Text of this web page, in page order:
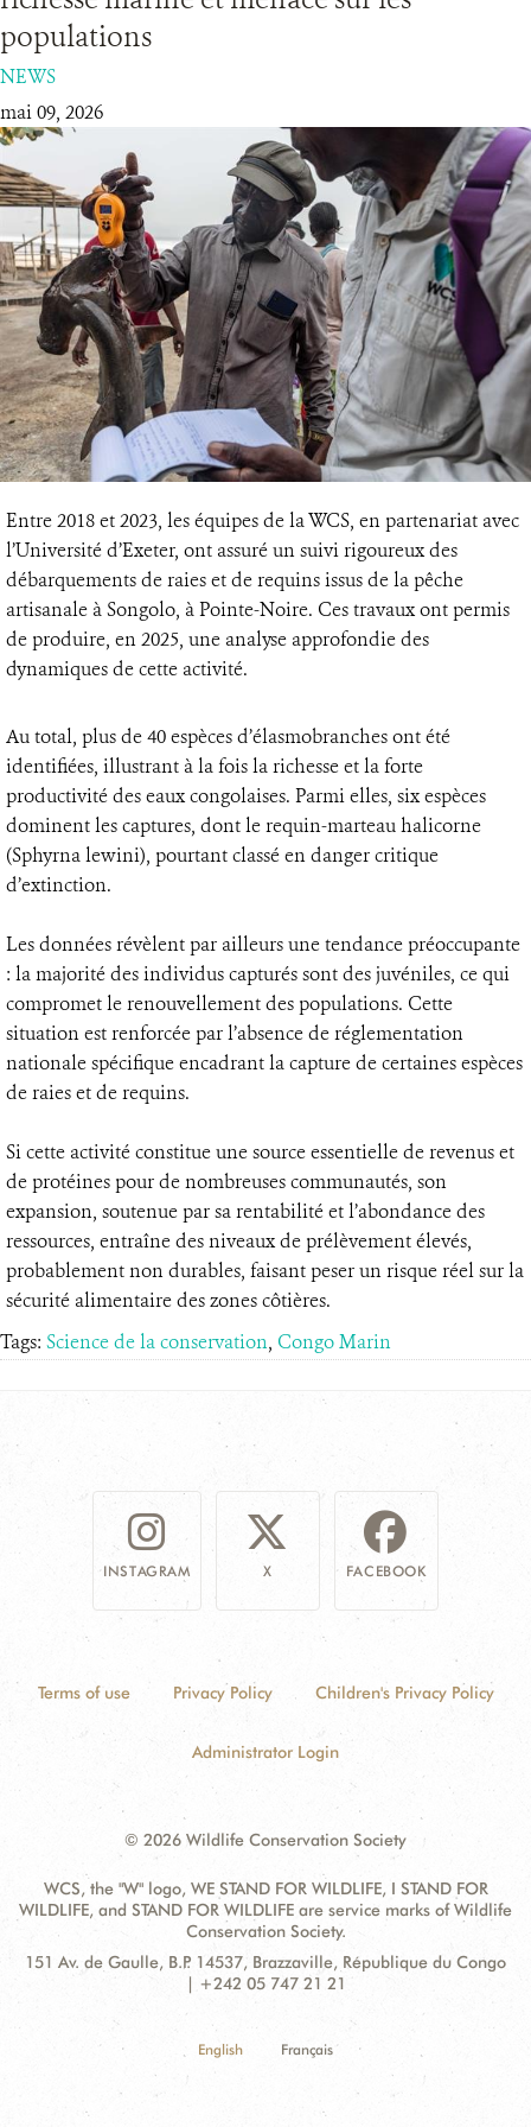
populations
NEWS
mai 09, 2026
Entre 2018 et 2023, les équipes de la WCS, en partenariat avec
l’Université d’Exeter, ont assuré un suivi rigoureux des
débarquements de raies et de requins issus de la pêche
artisanale à Songolo, à Pointe-Noire. Ces travaux ont permis
de produire, en 2025, une analyse approfondie des
dynamiques de cette activité.
Au total, plus de 40 espèces d’élasmobranches ont été
identifiées, illustrant à la fois la richesse et la forte
productivité des eaux congolaises. Parmi elles, six espèces
dominent les captures, dont le requin-marteau halicorne
(Sphyrna lewini), pourtant classé en danger critique
d’extinction.
Les données révèlent par ailleurs une tendance préoccupante
: la majorité des individus capturés sont des juvéniles, ce qui
compromet le renouvellement des populations. Cette
situation est renforcée par l’absence de réglementation
nationale spécifique encadrant la capture de certaines espèces
de raies et de requins.
Si cette activité constitue une source essentielle de revenus et
de protéines pour de nombreuses communautés, son
expansion, soutenue par sa rentabilité et l’abondance des
ressources, entraîne des niveaux de prélèvement élevés,
probablement non durables, faisant peser un risque réel sur la
sécurité alimentaire des zones côtières.
Tags: Science de la conservation, Congo Marin
INSTAGRAM X FACEBOOK
Terms of use Privacy Policy Children's Privacy Policy
Administrator Login
© 2026 Wildlife Conservation Society
WCS, the "W" logo, WE STAND FOR WILDLIFE, I STAND FOR
WILDLIFE, and STAND FOR WILDLIFE are service marks of Wildlife
Conservation Society.
Contact
Address:
151 Av. de Gaulle, B.P. 14537, Brazzaville, République du Congo
| +242 05 747 21 21
English Français